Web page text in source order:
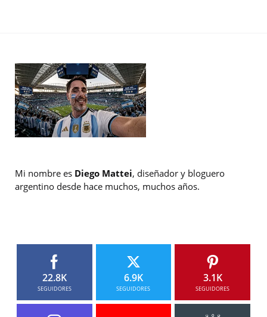
Mi nombre es Diego Mattei, diseñador y bloguero
argentino desde hace muchos, muchos años.
22.8K
SEGUIDORES
6.9K
SEGUIDORES
3.1K
SEGUIDORES